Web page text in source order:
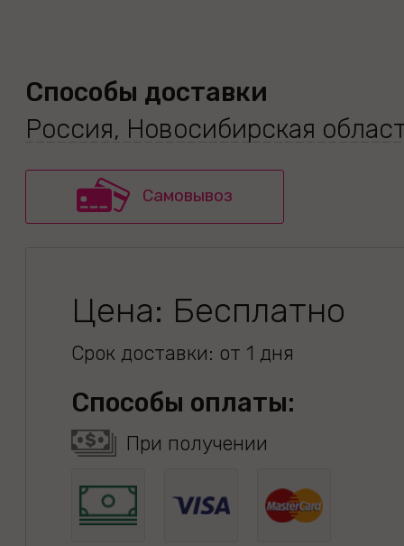
Способы доставки
Самовывоз
Цена: Бесплатно
Срок доставки: от 1 дня
Способы оплаты:
При получении